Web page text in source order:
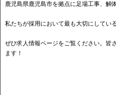
鹿児島県鹿児島市を拠点に足場工事、解
私たちが採用において最も大切にしてい
ぜひ求人情報ページをご覧ください。皆
ます！